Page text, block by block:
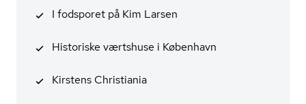
I fodsporet på Kim Larsen
Historiske værtshuse i København
Kirstens Christiania